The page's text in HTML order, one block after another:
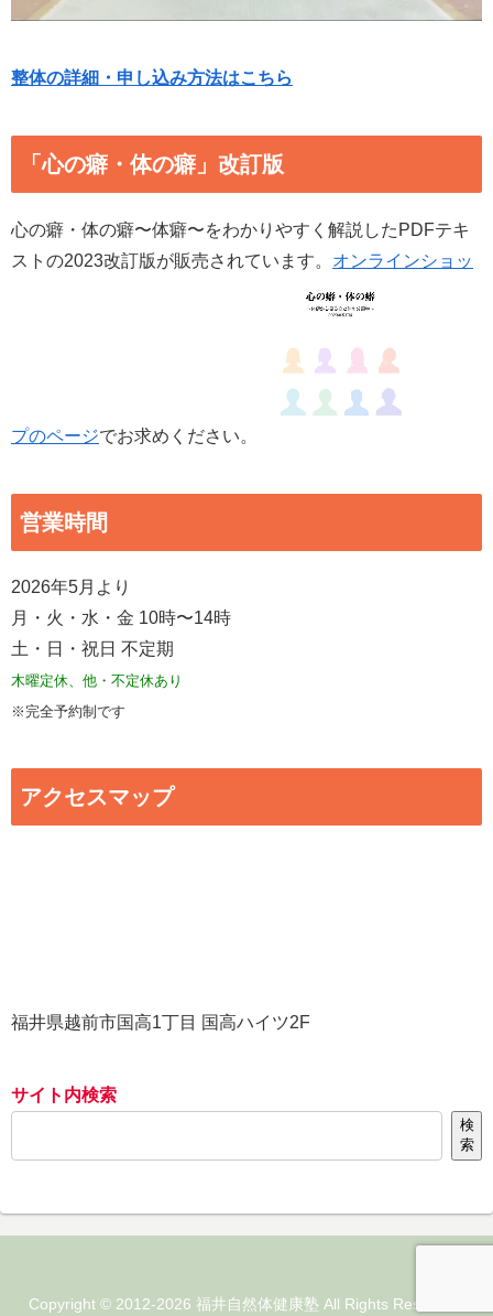
整体の詳細・申し込み方法はこちら
「心の癖・体の癖」改訂版
心の癖・体の癖〜体癖〜をわかりやすく解説したPDFテキ
ストの2023改訂版が販売されています。 オンラインショッ
プのページでお求めください。
営業時間
2026年5月より
月・火・水・金 10時〜14時
土・日・祝日 不定期
木曜定休、他・不定休あり
※完全予約制です
アクセスマップ
福井県越前市国高1丁目 国高ハイツ2F
サイト内検索
検
索
Copyright © 2012-2026 福井自然体健康塾 All Rights Reserved.